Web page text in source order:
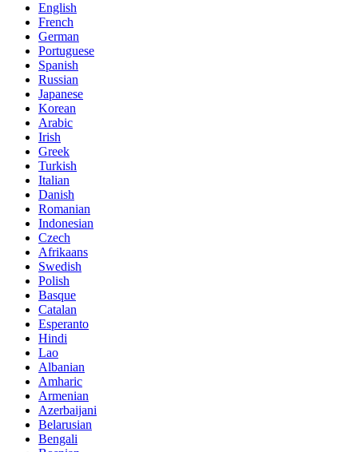
English
French
German
Portuguese
Spanish
Russian
Japanese
Korean
Arabic
Irish
Greek
Turkish
Italian
Danish
Romanian
Indonesian
Czech
Afrikaans
Swedish
Polish
Basque
Catalan
Esperanto
Hindi
Lao
Albanian
Amharic
Armenian
Azerbaijani
Belarusian
Bengali